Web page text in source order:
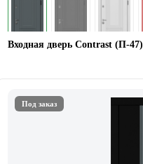
Входная дверь Contrast (П-47)
Под заказ